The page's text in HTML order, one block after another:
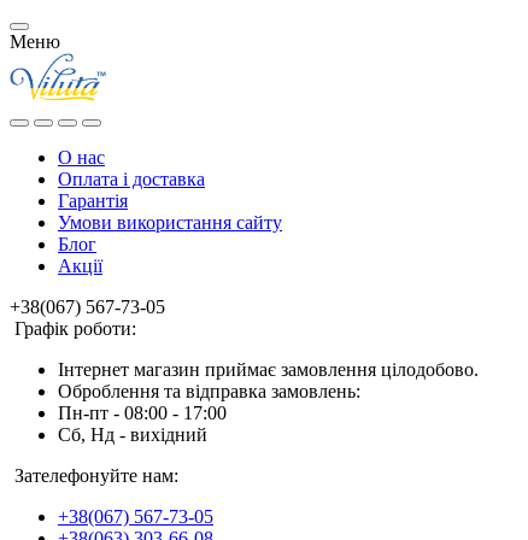
Меню
О нас
Оплата і доставка
Гарантія
Умови використання сайту
Блог
Акції
+38(067) 567-73-05
Графік роботи:
Інтернет магазин приймає замовлення цілодобово.
Оброблення та відправка замовлень:
Пн-пт - 08:00 - 17:00
Сб, Нд - вихідний
Зателефонуйте нам:
+38(067) 567-73-05